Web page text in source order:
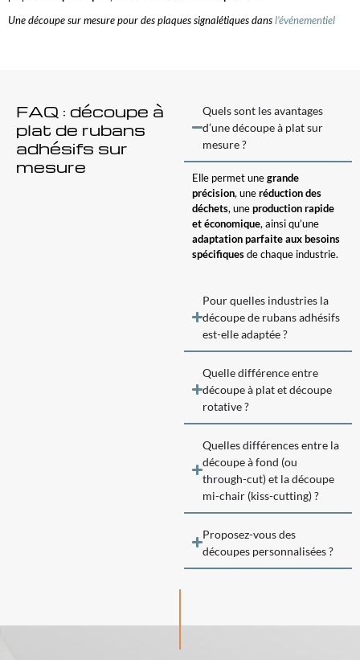
Une découpe sur mesure pour des plaques signalétiques dansl’événementiel
FAQ : découpe à
plat de rubans
adhésifs sur
mesure
Quels sont les avantages
d’une découpe à plat sur
mesure ?
Elle permet unegrande
précision, uneréduction des
déchets, uneproduction rapide
et économique, ainsi qu’une
adaptation parfaite aux besoins
spécifiquesde chaque industrie.
Pour quelles industries la
découpe de rubans adhésifs
est-elle adaptée ?
Quelle différence entre
découpe à plat et découpe
rotative ?
Quelles différences entre la
découpe à fond (ou
through-cut) et la découpe
mi-chair (kiss-cutting) ?
Proposez-vous des
découpes personnalisées ?